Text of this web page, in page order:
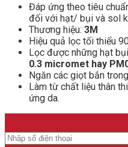
Đáp ứng theo tiêu
đối với hạt/ bụi và sol
Thương hiệu: 3M
Hiệu quả lọc tối thiểu
Lọc được những hạt
0.3 micromet hay
Ngăn các giọt bắn
Làm từ chất liệu thân
ứng da.